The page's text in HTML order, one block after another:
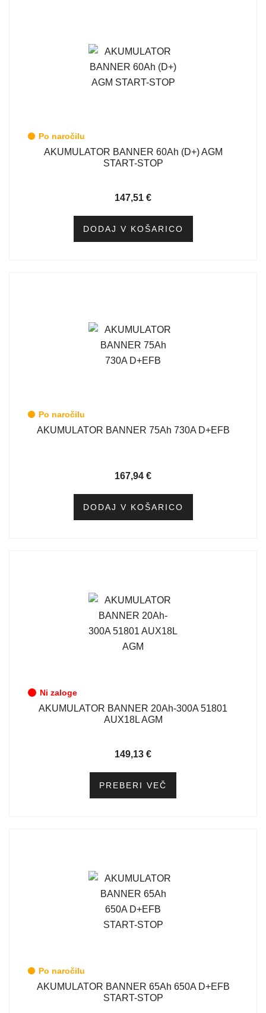
Po naročilu
AKUMULATOR BANNER 60Ah (D+) AGM
START-STOP
147,51 €
DODAJ V KOŠARICO
Po naročilu
AKUMULATOR BANNER 75Ah 730A D+EFB
167,94 €
DODAJ V KOŠARICO
Ni zaloge
AKUMULATOR BANNER 20Ah-300A 51801
AUX18L AGM
149,13 €
PREBERI VEČ
Po naročilu
AKUMULATOR BANNER 65Ah 650A D+EFB
START-STOP